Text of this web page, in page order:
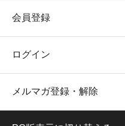
会員登録
ログイン
メルマガ登録・解除